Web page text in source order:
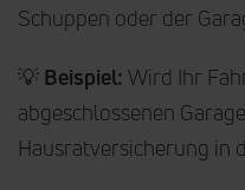
Schuppen oder der
💡 Beispiel: Wird Ihr
abgeschlossenen
Hausratversicherung in